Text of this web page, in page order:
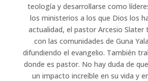
teología y desarrollarse como
los ministerios a los que Dios los
actualidad, el pastor Arcesio Slater
con las comunidades de Guna
difundiendo el evangelio. También
donde es pastor. No hay duda de
un impacto increíble en su vida y